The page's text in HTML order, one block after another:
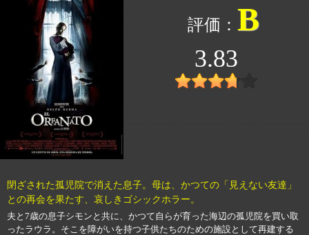
B
3.83
閉ざされた孤児院で消えた息子。母は、かつての「見えない友達」
との再会を果たす、哀しきゴシックホラー。
夫と7歳の息子シモンと共に、かつて自らが育った海辺の孤児院を買い取
ったラウラ。そこを障がいを持つ子供たちのための施設として再建する